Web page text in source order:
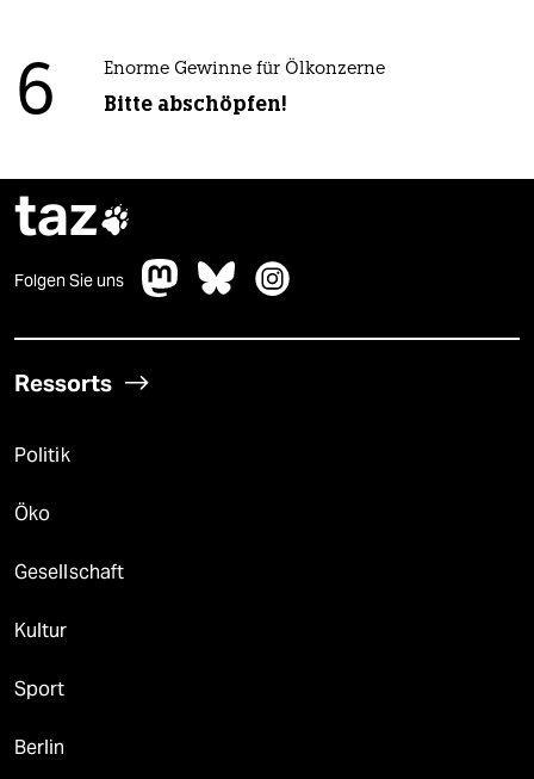
6 Enorme Gewinne für Ölkonzerne
Bitte abschöpfen!
taz
Folgen Sie uns
Ressorts
Politik
Öko
Gesellschaft
Kultur
Sport
Berlin